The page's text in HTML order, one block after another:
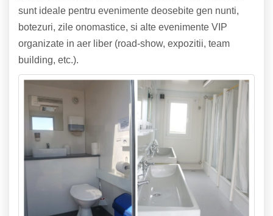
sunt ideale pentru evenimente deosebite gen nunti,
botezuri, zile onomastice, si alte evenimente VIP
organizate in aer liber (road-show, expozitii, team
building, etc.).